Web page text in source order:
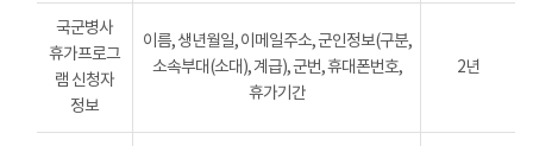
국군병사
휴가프로그
램 신청자
정보
이름, 생년월일, 이메일주소, 군인정보(구분,
소속부대(소대), 계급), 군번, 휴대폰번호,
휴가기간
2년